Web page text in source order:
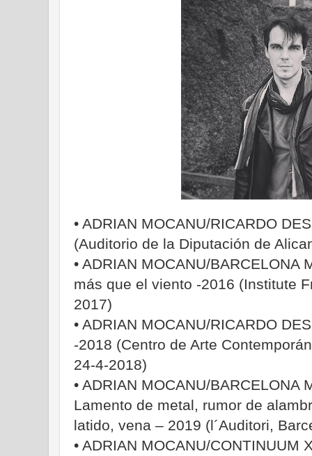
• ADRIAN MOCANU/RICARDO
(Auditorio de la Diputación de
• ADRIAN MOCANU/BARCELONA
más que el viento -2016 (Institute
2017)
• ADRIAN MOCANU/RICARDO
-2018 (Centro de Arte
24-4-2018)
• ADRIAN MOCANU/BARCELONA
Lamento de metal, rumor de
latido, vena – 2019 (l´Auditori,
• ADRIAN MOCANU/CONTINUUM